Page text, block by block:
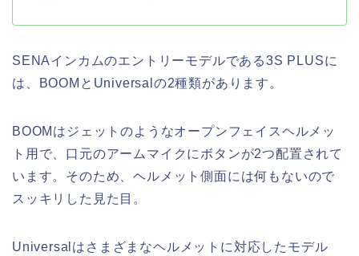
SENAインカムのエントリーモデルである3S PLUSに
は、BOOMとUniversalの2種類があります。
BOOMはジェットのようなオープンフェイスヘルメッ
ト用で、口元のアームマイクにボタンが2つ配置されて
います。そのため、ヘルメット側面には何もないので
スッキリした見た目。
Universalはさまざまなヘルメットに対応したモデル